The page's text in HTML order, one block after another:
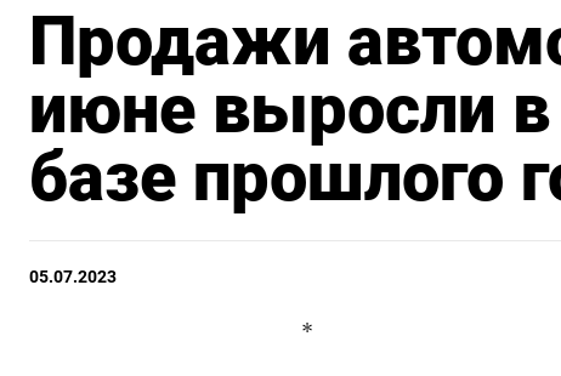
Продажи
июне выросли в
базе прошлого
05.07.2023
*